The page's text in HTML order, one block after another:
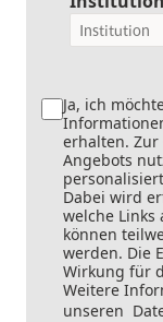
Ja, ich
erhalten.
Angebots
Dabei wird
welche Links
können
werden. Die
Wirkung für
Weitere
unseren